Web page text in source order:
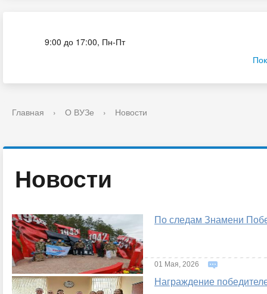
9:00 до 17:00, Пн-Пт
Главная › О ВУЗе › Новости
Новости
По следам Знамени
01 Мая, 2026
Награждение